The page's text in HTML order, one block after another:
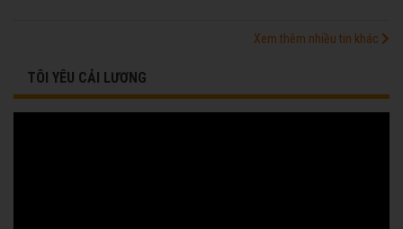
Xem thêm nhiều tin khác
TÔI YÊU CẢI LƯƠNG